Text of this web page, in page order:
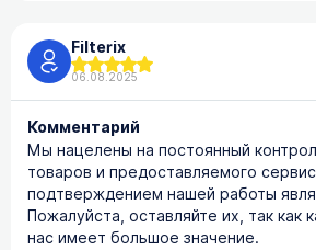
Filterix
06.08.2025
Комментарий
Мы нацелены на постоянный
товаров и предоставляемого
подтверждением нашей работы
Пожалуйста, оставляйте их, так как
нас имеет большое значение.